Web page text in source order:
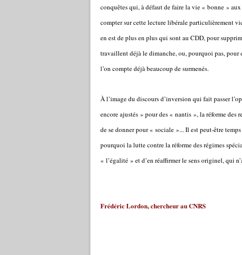
conquêtes qui, à défaut de faire la vie « bonne »
compter sur cette lecture libérale particulièrement
en est de plus en plus qui sont au CDD, pour
travaillent déjà le dimanche, ou, pourquoi pas,
l’on compte déjà beaucoup de surmenés.
À l’image du discours d’inversion qui fait passer
encore ajustés » pour des « nantis », la réforme des
de se donner pour « sociale »... Il est peut-être
pourquoi la lutte contre la réforme des régimes
« l’égalité » et d’en réaffirmer le sens originel, qui
Frédéric Lordon, chercheur au CNRS